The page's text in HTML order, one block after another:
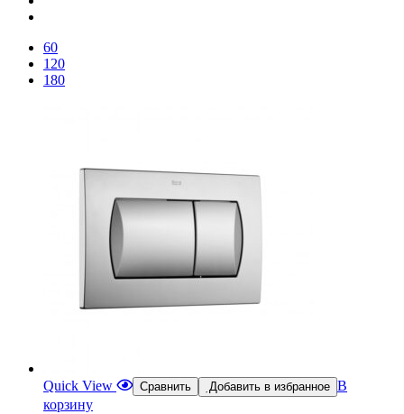
60
120
180
Quick View Сравнить Добавить в избранное В
корзину